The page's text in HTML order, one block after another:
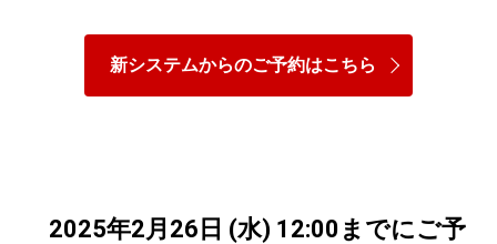
新システムからのご予約はこちら
2025年2月26日 (水) 12:00までにご予